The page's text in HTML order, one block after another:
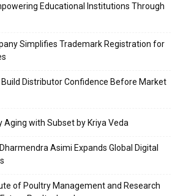
Educational Institutions Through
Simplifies Trademark Registration for
Build Distributor Confidence Before Market
Aging with Subset by Kriya Veda
Asimi Expands Global Digital
of Poultry Management and Research